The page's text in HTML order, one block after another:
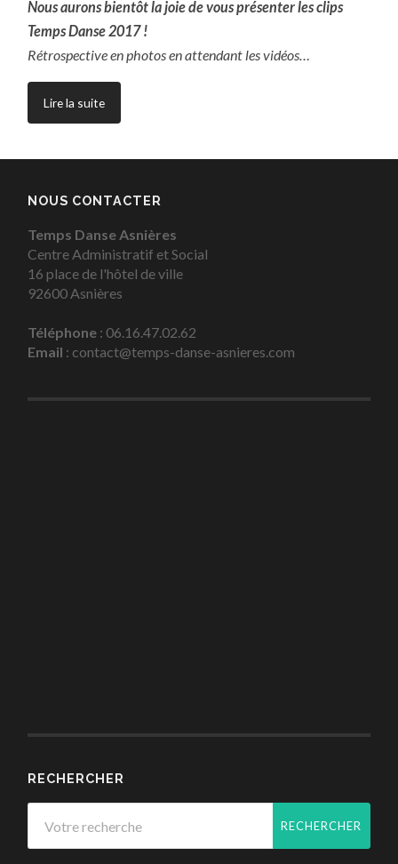
Nous aurons bientôt la joie de vous présenter les clips
Temps Danse 2017 !
Rétrospective en photos en attendant les vidéos…
Lire la suite
NOUS CONTACTER
Temps Danse Asnières
Centre Administratif et Social
16 place de l'hôtel de ville
92600 Asnières
Téléphone : 06.16.47.02.62
Email : contact@temps-danse-asnieres.com
RECHERCHER